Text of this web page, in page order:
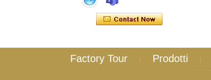
Factory Tour Prodotti